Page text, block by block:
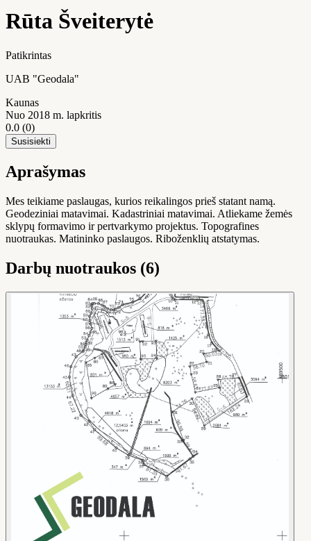
Rūta Šveiterytė
Patikrintas
UAB "Geodala"
Kaunas
Nuo 2018 m. lapkritis
0.0 (0)
Susisiekti
Aprašymas
Mes teikiame paslaugas, kurios reikalingos prieš statant namą.
Geodeziniai matavimai. Kadastriniai matavimai. Atliekame žemės
sklypų formavimo ir pertvarkymo projektus. Topografines
nuotraukas. Matininko paslaugos. Riboženklių atstatymas.
Darbų nuotraukos (6)